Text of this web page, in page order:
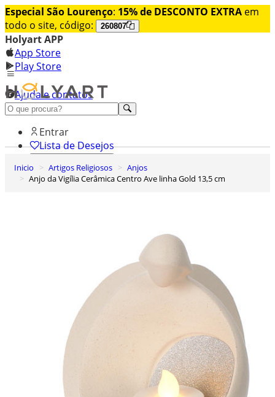
Especial São Lourenço: 15% de DESCONTO EXTRA em
todo o site, código:
260807
Holyart APP
App Store
Play Store
Ajuda e contatos
Conheça premium
Entrar
Lista de Desejos
0
Carrinho de Compras
Inicio Artigos Religiosos
Anjos
Anjo da Vigília Cerâmica Centro Ave linha Gold 13,5 cm